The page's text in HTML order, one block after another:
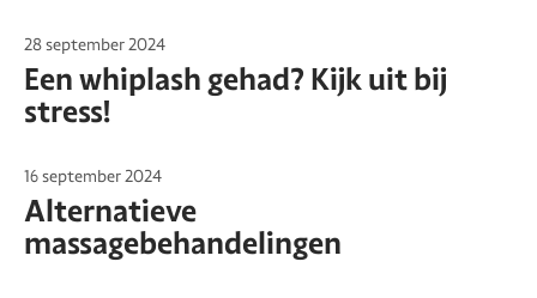
28 september 2024
Een whiplash gehad? Kijk uit bij
stress!
16 september 2024
Alternatieve
massagebehandelingen